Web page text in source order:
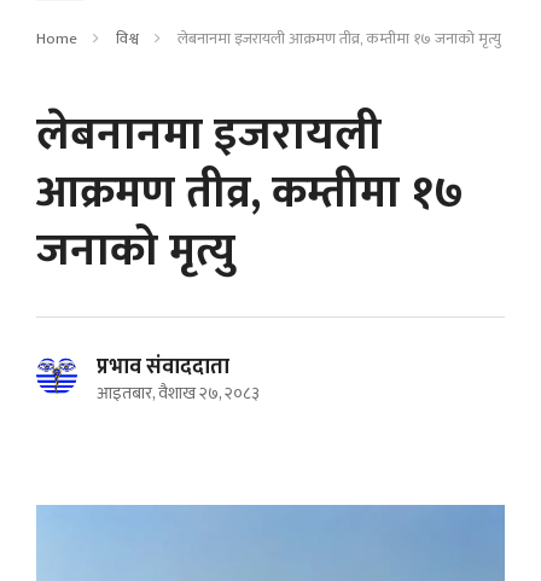
Home विश्व लेबनानमा इजरायली आक्रमण तीव्र, कम्तीमा १७ जनाको मृत्यु
लेबनानमा इजरायली
आक्रमण तीव्र, कम्तीमा १७
जनाको मृत्यु
प्रभाव संवाददाता
आइतबार, वैशाख २७, २०८३